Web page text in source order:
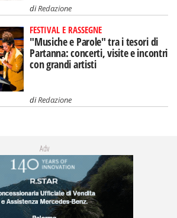
diRedazione
FESTIVAL E RASSEGNE
"Musiche e Parole" tra i tesori di
Partanna: concerti, visite e incontri
con grandi artisti
diRedazione
Adv